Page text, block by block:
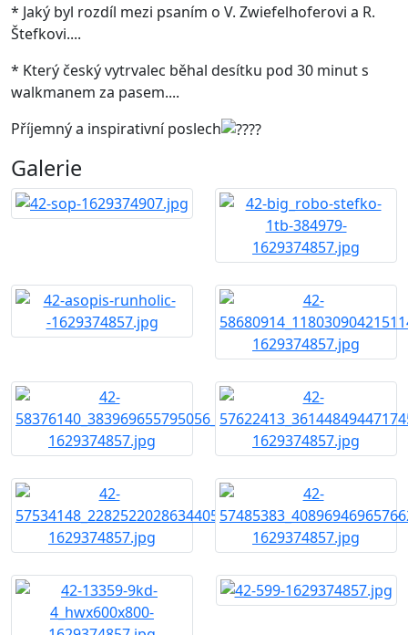
* Jaký byl rozdíl mezi psaním o V. Zwiefelhoferovi a R.
Štefkovi....
* Který český vytrvalec běhal desítku pod 30 minut s
walkmanem za pasem....
Příjemný a inspirativní poslech
Galerie